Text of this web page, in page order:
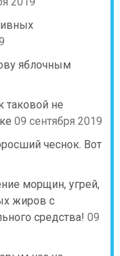
яблочным
таковой не
09 сентября 2019
чеснок. Вот
морщин, угрей,
жиров с
средства! 09